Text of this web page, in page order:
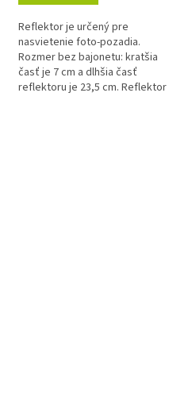
Reflektor je určený pre
nasvietenie foto-pozadia.
Rozmer bez bajonetu: kratšia
časť je 7 cm a dlhšia časť
reflektoru je 23,5 cm. Reflektor